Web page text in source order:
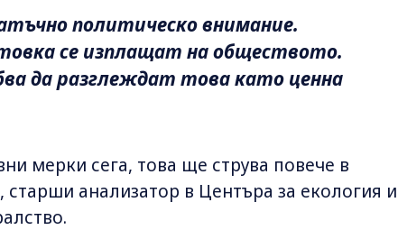
политическо внимание.
се изплащат на обществото.
да разглеждат това като ценна
мерки сега, това ще струва повече в
анализатор в Центъра за екология и